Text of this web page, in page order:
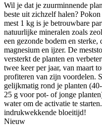
Wil je dat je zuurminnende
beste uit zichzelf halen?
mest 1 kg is je betrouwbare
natuurlijke mineralen zoals
een gezonde bodem en
magnesium en ijzer. De
versterkt de planten en
twee keer per jaar, van maart
profiteren van zijn voordelen.
gelijkmatig rond je planten
25 g voor pot- of jonge
water om de activatie te
indrukwekkende bloeitijd!
Nieuw